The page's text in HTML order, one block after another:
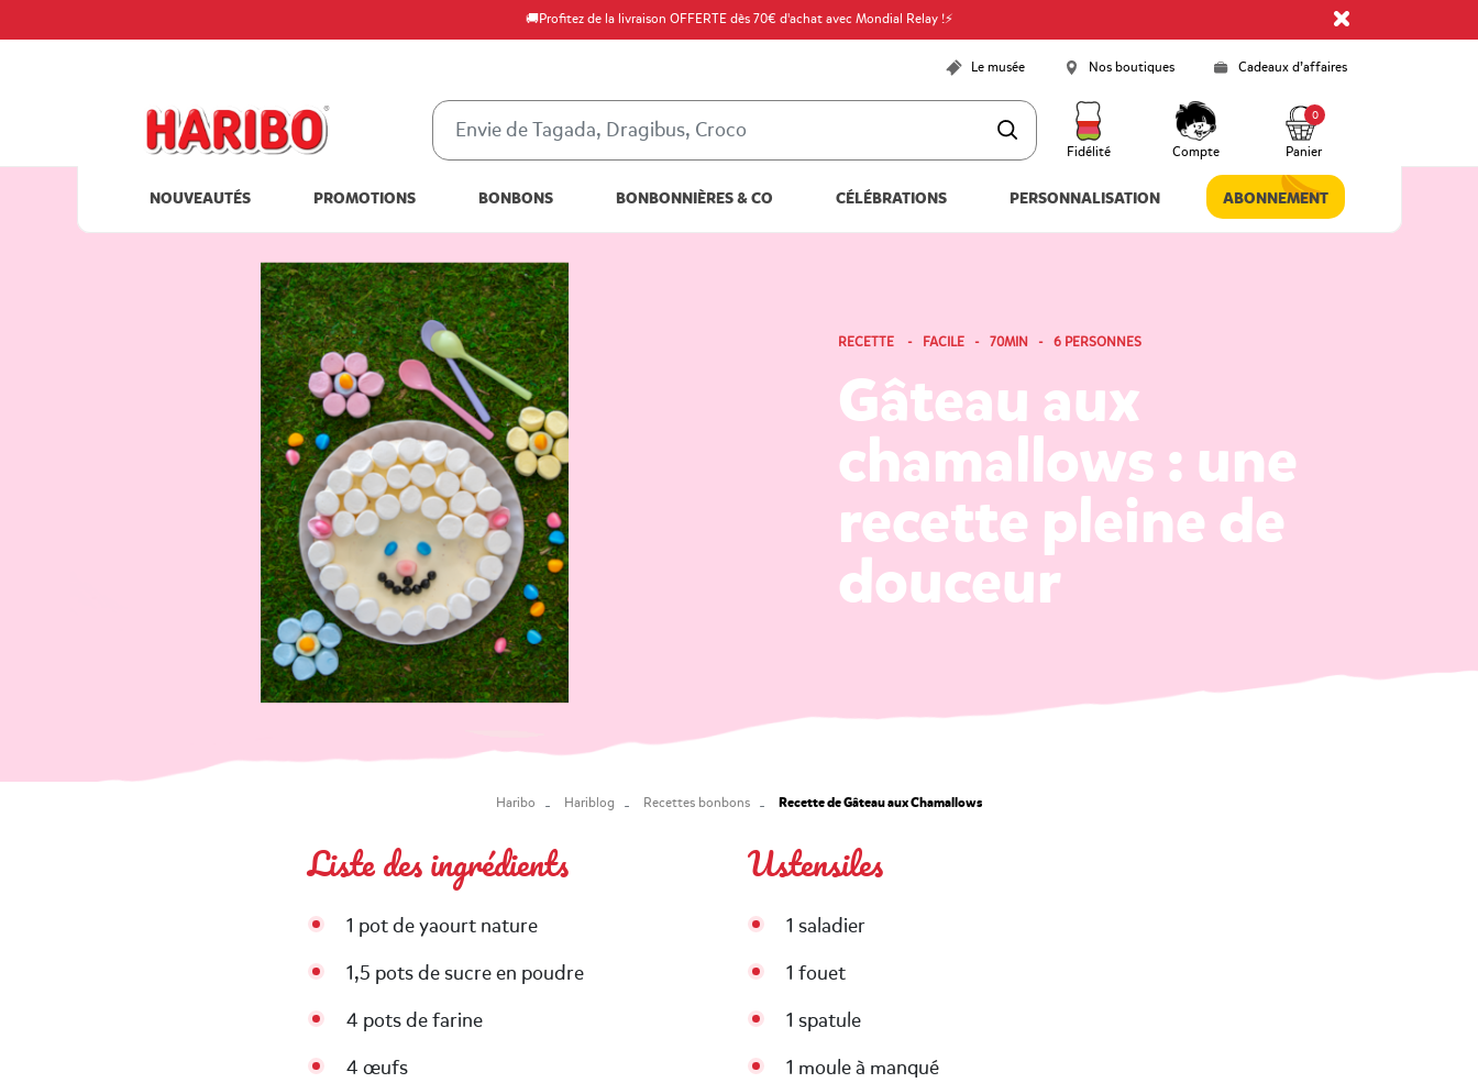
🚚Profitez de la livraison OFFERTE dès 70€ d'achat avec Mondial Relay !⚡
Le musée Nos boutiques Cadeaux d’affaires
Fidélité Compte Panier
0
NOUVEAUTÉS PROMOTIONS BONBONS BONBONNIÈRES & CO CÉLÉBRATIONS PERSONNALISATION ABONNEMENT
RECETTE - FACILE - 70MIN - 6 PERSONNES
Gâteau aux
chamallows : une
recette pleine de
douceur
Haribo Hariblog Recettes bonbons Recette de Gâteau aux Chamallows
Liste des ingrédients
1 pot de yaourt nature
1,5 pots de sucre en poudre
4 pots de farine
4 œufs
Ustensiles
1 saladier
1 fouet
1 spatule
1 moule à manqué